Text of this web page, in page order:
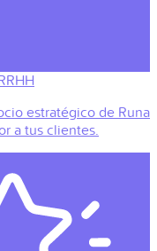
estratégico de Runa
a tus clientes.